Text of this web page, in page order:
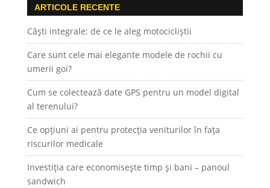
ARTICOLE RECENTE
Căști integrale: de ce le aleg motocicliștii
Care sunt cele mai elegante modele de rochii cu
umerii goi?
Cum se colectează date GPS pentru un model digital
al terenului?
Ce opțiuni ai pentru protecția veniturilor în fața
riscurilor medicale
Investiția care economisește timp și bani – panoul
sandwich